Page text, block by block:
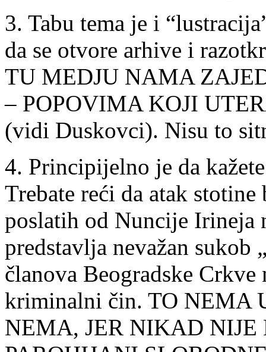
3. Tabu tema je i
da se otvore arhive i
TU MEDJU NAMA
– POPOVIMA KOJI
(vidi Duskovci). Nisu to
4. Principijelno je da
Trebate reći da atak stotine
poslatih od Nuncije Irineja
predstavlja nevažan sukob
članova Beogradske Crkve
kriminalni čin. TO NEMA
NEMA, JER NIKAD